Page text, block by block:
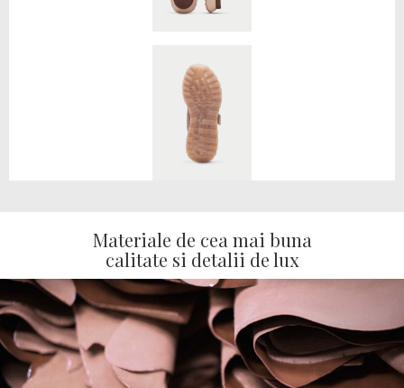
Materiale de cea mai buna
calitate si detalii de lux